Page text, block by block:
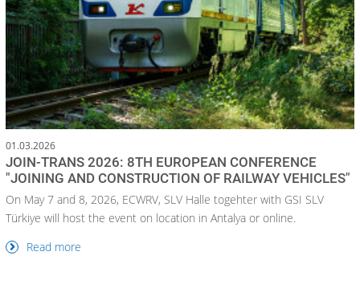
01.03.2026
JOIN-TRANS 2026: 8TH EUROPEAN CONFERENCE
"JOINING AND CONSTRUCTION OF RAILWAY VEHICLES"
On May 7 and 8, 2026, ECWRV, SLV Halle togehter with GSI SLV
Türkiye will host the event on location in Antalya or online.
Read more